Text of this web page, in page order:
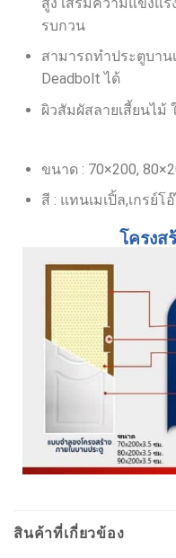
รบกวน
สามารถทำประตูบาน
Deadbolt ได้
ผิวสัมผัสลายเสี้ยนไม้
ขนาด : 70×200,
สี : แทนเมเปิ้ล,เกรย์โ
โครงส
สินค้าที่เกี่ยวข้อง